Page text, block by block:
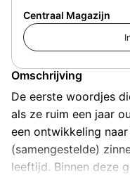
Centraal Magazijn
Omschrijving
De eerste woordjes
als ze ruim een jaar
een ontwikkeling
(samengestelde)
leeftijd. Binnen deze